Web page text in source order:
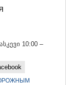
10:00 –